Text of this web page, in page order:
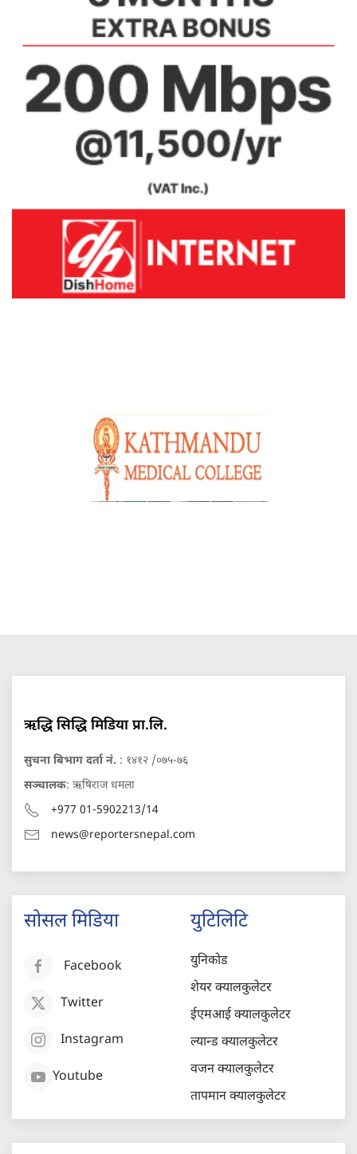
ऋद्धि सिद्धि मिडिया प्रा.लि.
सुचना बिभाग दर्ता नं. : १४१२ /०७५-७६
सञ्चालक: ऋषिराज धमला
+977 01-5902213/14
news@reportersnepal.com
सोसल मिडिया
Facebook
Twitter
Instagram
Youtube
युटिलिटि
युनिकोड
शेयर क्यालकुलेटर
ईएमआई क्यालकुलेटर
ल्यान्ड क्यालकुलेटर
वजन क्यालकुलेटर
तापमान क्यालकुलेटर